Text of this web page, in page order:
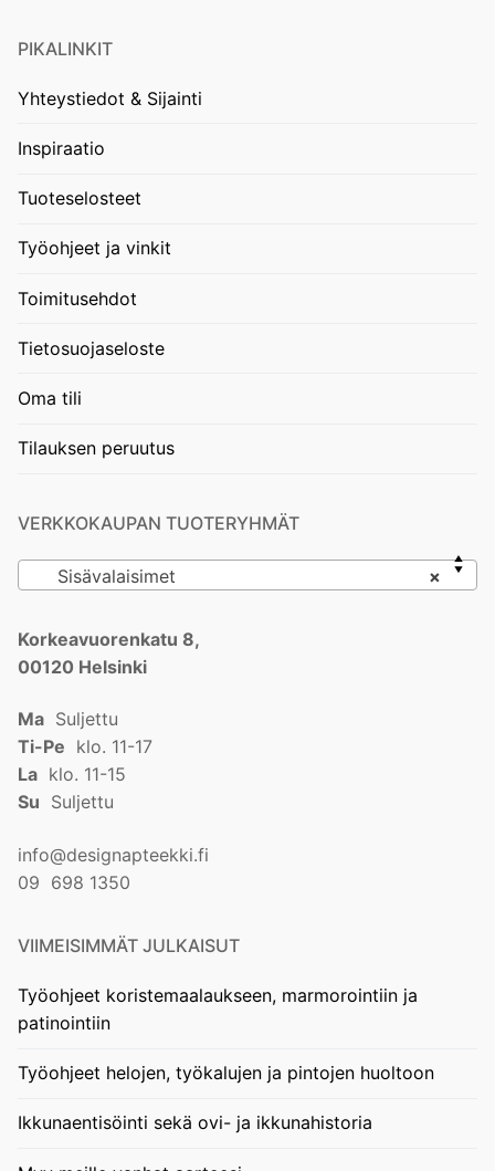
PIKALINKIT
Yhteystiedot & Sijainti
Inspiraatio
Tuoteselosteet
Työohjeet ja vinkit
Toimitusehdot
Tietosuojaseloste
Oma tili
Tilauksen peruutus
VERKKOKAUPAN TUOTERYHMÄT
×
Sisävalaisimet
Korkeavuorenkatu 8,
00120 Helsinki
Ma Suljettu
Ti-Pe klo. 11-17
La klo. 11-15
Su Suljettu
info@designapteekki.fi
09 698 1350
VIIMEISIMMÄT JULKAISUT
Työohjeet koristemaalaukseen, marmorointiin ja
patinointiin
Työohjeet helojen, työkalujen ja pintojen huoltoon
Ikkunaentisöinti sekä ovi- ja ikkunahistoria